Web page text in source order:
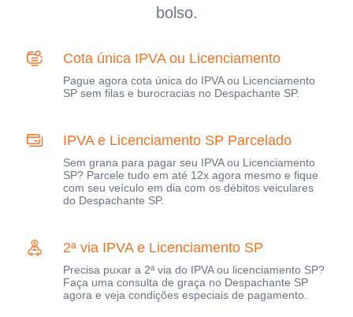
bolso.
Cota única IPVA ou Licenciamento
Pague agora cota única do IPVA ou Licenciamento
SP sem filas e burocracias no Despachante SP.
IPVA e Licenciamento SP Parcelado
Sem grana para pagar seu IPVA ou Licenciamento
SP? Parcele tudo em até 12x agora mesmo e fique
com seu veículo em dia com os débitos veiculares
do Despachante SP.
2ª via IPVA e Licenciamento SP
Precisa puxar a 2ª via do IPVA ou licenciamento SP?
Faça uma consulta de graça no Despachante SP
agora e veja condições especiais de pagamento.